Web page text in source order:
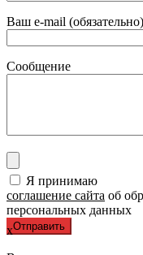
Ваш e-mail (обязательно)
Сообщение
Я принимаю
соглашение сайта об
персональных данных
x